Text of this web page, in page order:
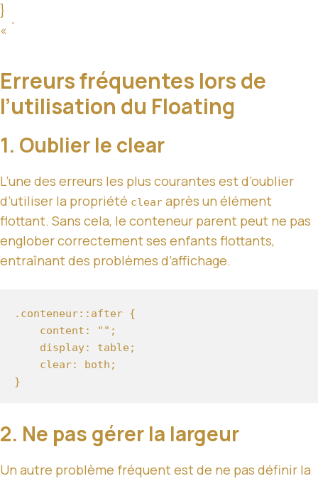
}
« `
Erreurs fréquentes lors de
l’utilisation du Floating
1. Oublier le clear
L’une des erreurs les plus courantes est d’oublier
d’utiliser la propriété clear après un élément
flottant. Sans cela, le conteneur parent peut ne pas
englober correctement ses enfants flottants,
entraînant des problèmes d’affichage.
.conteneur::after {
    content: "";
    display: table;
    clear: both;
2. Ne pas gérer la largeur
Un autre problème fréquent est de ne pas définir la